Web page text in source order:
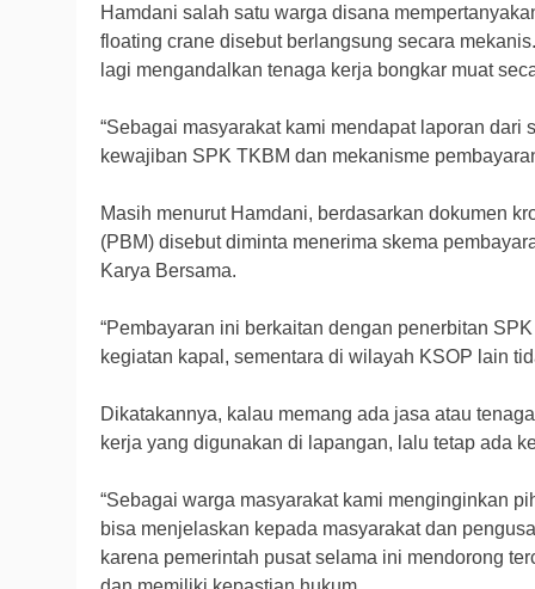
Hamdani salah satu warga disana
floating crane disebut berlangsung secara
lagi mengandalkan tenaga kerja bongkar muat
“Sebagai masyarakat kami mendapat laporan
kewajiban SPK TKBM dan mekanisme
Masih menurut Hamdani, berdasarkan dokumen
(PBM) disebut diminta menerima skema
Karya Bersama.
“Pembayaran ini berkaitan dengan penerbitan
kegiatan kapal, sementara di wilayah KSOP lain
Dikatakannya, kalau memang ada jasa atau
kerja yang digunakan di lapangan, lalu tetap ada
“Sebagai warga masyarakat kami menginginkan
bisa menjelaskan kepada masyarakat dan
karena pemerintah pusat selama ini mendorong